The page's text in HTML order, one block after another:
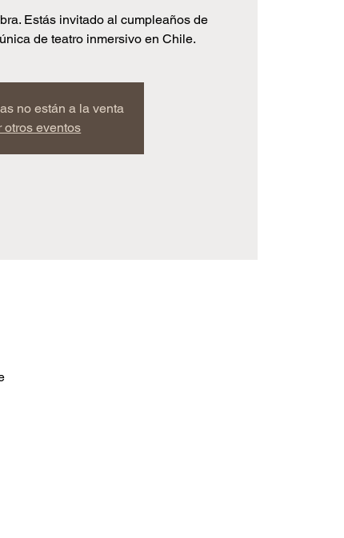
Estás invitado al cumpleaños de
de teatro inmersivo en Chile.
no están a la venta
otros eventos